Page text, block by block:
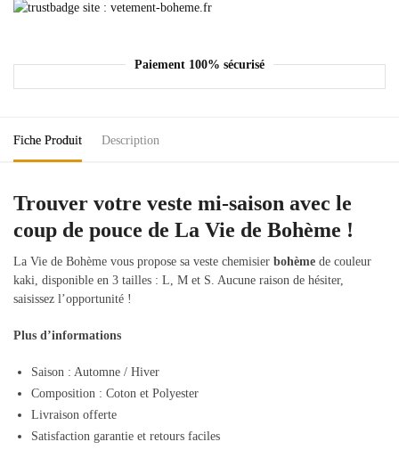
Paiement 100% sécurisé
Fiche Produit Description
Trouver votre veste mi-saison avec le
coup de pouce de La Vie de Bohème !
La Vie de Bohème vous propose sa veste chemisier bohème de couleur
kaki, disponible en 3 tailles : L, M et S. Aucune raison de hésiter,
saisissez l’opportunité !
Plus d’informations
Saison : Automne / Hiver
Composition : Coton et Polyester
Livraison offerte
Satisfaction garantie et retours faciles